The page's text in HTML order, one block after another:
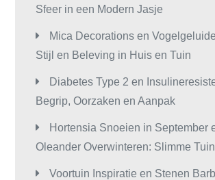
Sfeer in een Modern Jasje
Mica Decorations en
Stijl en Beleving in Huis en Tuin
Diabetes Type 2 en
Begrip, Oorzaken en Aanpak
Hortensia Snoeien in September
Oleander Overwinteren: Slimme
Voortuin Inspiratie en Stenen